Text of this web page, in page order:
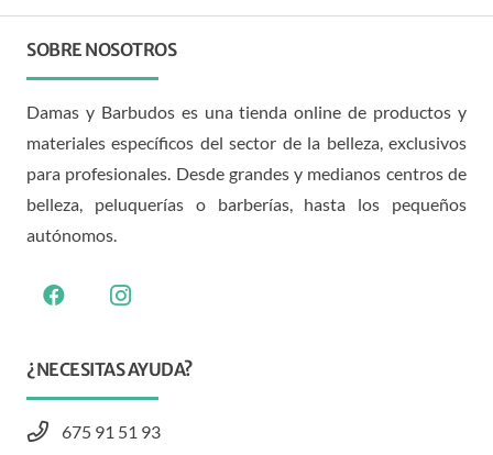
SOBRE NOSOTROS
Damas y Barbudos es una tienda online de productos y
materiales específicos del sector de la belleza, exclusivos
para profesionales. Desde grandes y medianos centros de
belleza, peluquerías o barberías, hasta los pequeños
autónomos.
¿NECESITAS AYUDA?
675 91 51 93